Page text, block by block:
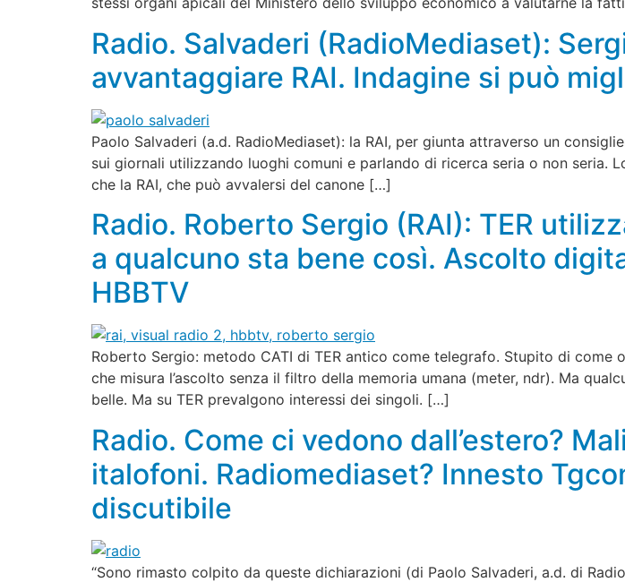
Radio. Salvaderi (RadioMediaset):
avvantaggiare RAI. Indagine si può
Paolo Salvaderi (a.d. RadioMediaset): la RAI, per giunta attraverso un
sui giornali utilizzando luoghi comuni e parlando di ricerca seria o non
che la RAI, che può avvalersi del canone […]
Radio. Roberto Sergio (RAI): TER
a qualcuno sta bene così. Ascolto
HBBTV
Roberto Sergio: metodo CATI di TER antico come telegrafo. Stupito di
che misura l’ascolto senza il filtro della memoria umana (meter, ndr). Ma
belle. Ma su TER prevalgono interessi dei singoli. […]
Radio. Come ci vedono dall’estero?
italofoni. Radiomediaset? Innesto
discutibile
“Sono rimasto colpito da queste dichiarazioni (di Paolo Salvaderi, a.d. di